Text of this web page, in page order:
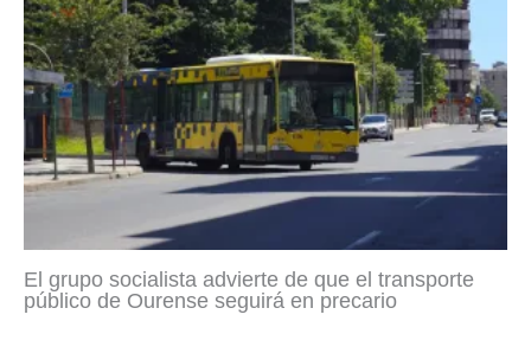
El grupo socialista advierte de que el transporte
público de Ourense seguirá en precario